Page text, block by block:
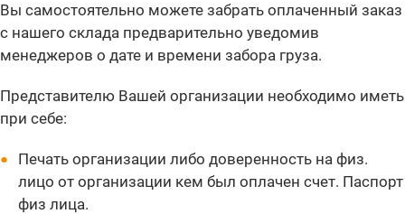
Вы самостоятельно можете забрать оплаченный заказ
с нашего склада предварительно уведомив
менеджеров о дате и времени забора груза.
Представителю Вашей организации необходимо иметь
при себе:
Печать организации либо доверенность на физ.
лицо от организации кем был оплачен счет. Паспорт
физ лица.